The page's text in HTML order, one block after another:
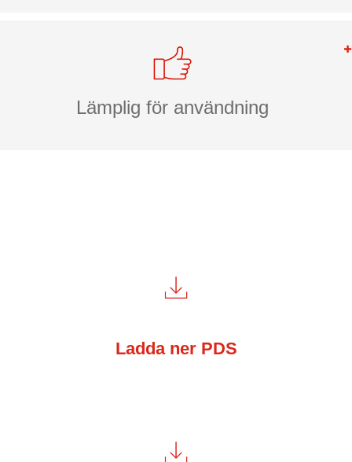
Lämplig för användning
Ladda ner PDS